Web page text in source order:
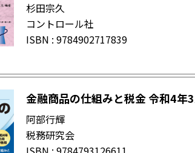
杉田宗久
コントロール社
ISBN : 9784902717839
金融商品の仕組みと税金 令和4年
阿部行輝
税務研究会